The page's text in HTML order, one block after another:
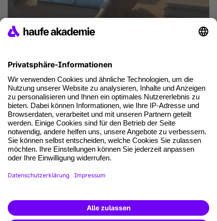
Artikel lesen
where tech professionals grow
Impressum
Cookie-Einstellungen
Vertrag widerrufen